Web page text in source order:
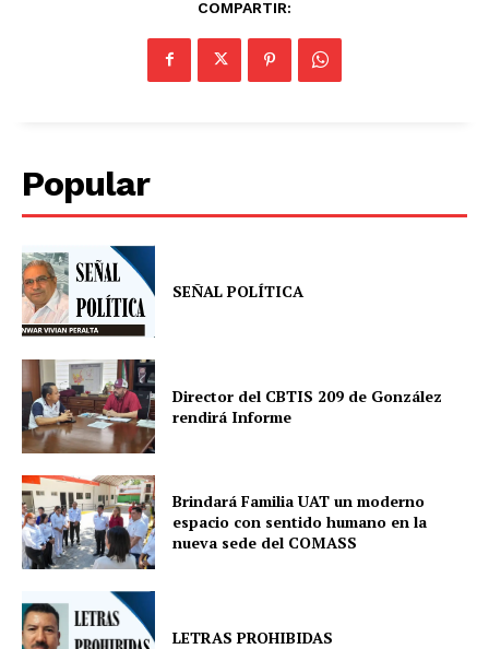
COMPARTIR:
Popular
SEÑAL POLÍTICA
Director del CBTIS 209 de González
rendirá Informe
Brindará Familia UAT un moderno
espacio con sentido humano en la
nueva sede del COMASS
LETRAS PROHIBIDAS